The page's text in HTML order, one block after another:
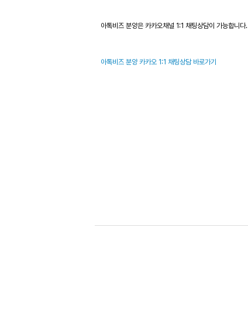
아톡비즈 분양은 카카오채널 1:1 채팅상담이 가능합니다.
아톡비즈 분양 카카오 1:1 채팅상담 바로가기